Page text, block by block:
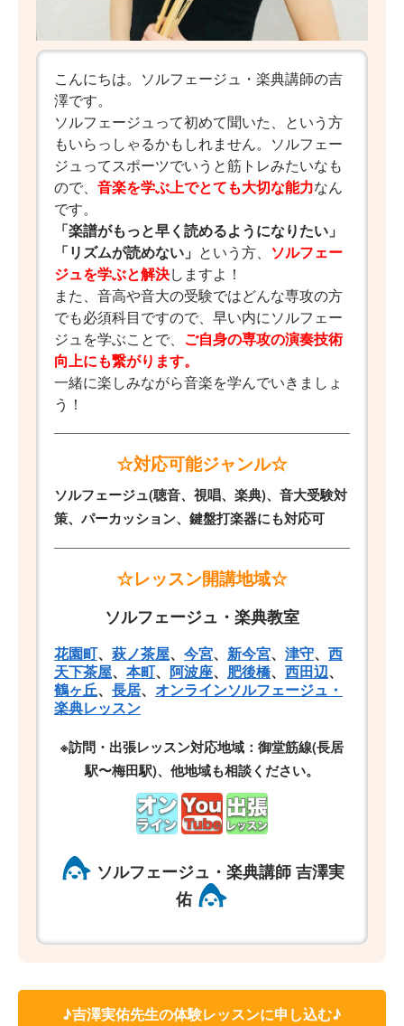
こんにちは。ソルフェージュ・楽典講師の吉
澤です。
ソルフェージュって初めて聞いた、という方
もいらっしゃるかもしれません。ソルフェー
ジュってスポーツでいうと筋トレみたいなも
ので、 音楽を学ぶ上でとても大切な能力なん
です。
「楽譜がもっと早く読めるようになりたい」
「リズムが読めない」 という方、 ソルフェー
ジュを学ぶと解決しますよ！
また、音高や音大の受験ではどんな専攻の方
でも必須科目ですので、早い内にソルフェー
ジュを学ぶことで、 ご自身の専攻の演奏技術
向上にも繋がります。
一緒に楽しみながら音楽を学んでいきましょ
う！
☆対応可能ジャンル☆
ソルフェージュ(聴音、視唱、楽典)、音大受験対
策、パーカッション、鍵盤打楽器にも対応可
☆レッスン開講地域☆
ソルフェージュ・楽典教室
花園町、 萩ノ茶屋、 今宮、 新今宮、 津守、 西
天下茶屋、 本町、 阿波座、 肥後橋、 西田辺、
鶴ヶ丘、 長居、 オンラインソルフェージュ・
楽典レッスン
※訪問・出張レッスン対応地域：御堂筋線(長居
駅〜梅田駅)、他地域も相談ください。
ソルフェージュ・楽典講師 吉澤実
佑
♪吉澤実佑先生の体験レッスンに申し込む♪